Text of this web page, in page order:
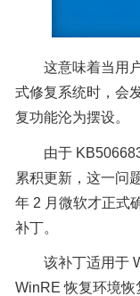
这意味着当用户
式修复系统时，会
复功能沦为摆设。
由于
累积更新，这一问
年 2 月微软才正式
补丁。
该补丁适用于
WinRE 恢复环境恢